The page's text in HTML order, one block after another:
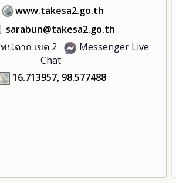
www.takesa2.go.th
sarabun@takesa2.go.th
ป.ตาก เขต 2
Messenger Live
Chat
16.713957, 98.577488